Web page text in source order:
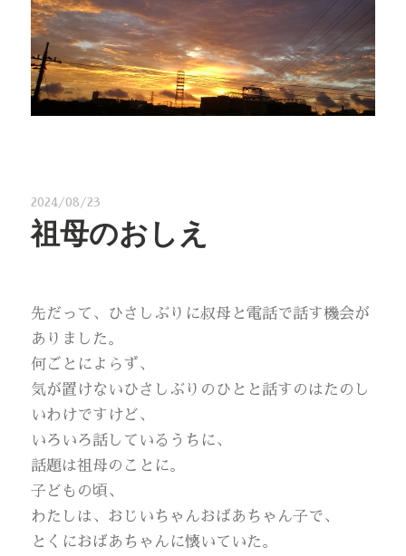
2024/08/23
祖母のおしえ
先だって、ひさしぶりに叔母と電話で話す機会が
ありました。
何ごとによらず、
気が置けないひさしぶりのひとと話すのはたのし
いわけですけど、
いろいろ話しているうちに、
話題は祖母のことに。
子どもの頃、
わたしは、おじいちゃんおばあちゃん子で、
とくにおばあちゃんに懐いていた。